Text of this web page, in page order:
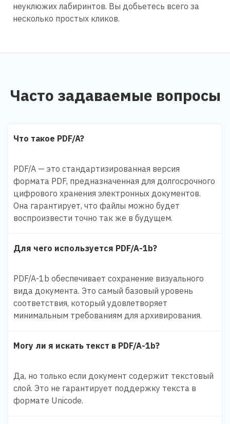
неуклюжих лабиринтов. Вы добьетесь всего за
несколько простых кликов.
Часто задаваемые вопросы
Что такое PDF/A?
PDF/A — это стандартизированная версия
формата PDF, предназначенная для долгосрочного
цифрового хранения электронных документов.
Она гарантирует, что файлы можно будет
воспроизвести точно так же в будущем.
Для чего используется PDF/A-1b?
PDF/A-1b обеспечивает сохранение визуального
вида документа. Это самый базовый уровень
соответствия, который удовлетворяет
минимальным требованиям для архивирования.
Могу ли я искать текст в PDF/A-1b?
Да, но только если документ содержит текстовый
слой. Это не гарантирует поддержку текста в
формате Unicode.